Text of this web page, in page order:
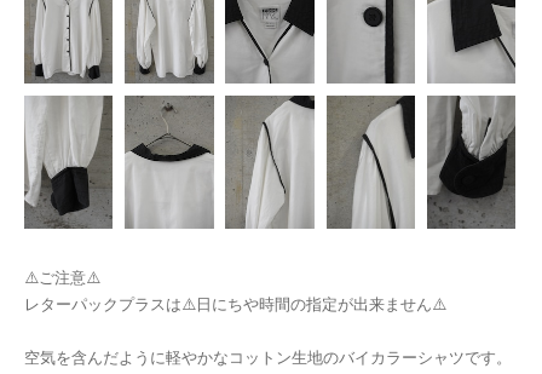
⚠️ご注意⚠️
レターパックプラスは⚠️日にちや時間の指定が出来ません⚠️
空気を含んだように軽やかなコットン生地のバイカラーシャツです。